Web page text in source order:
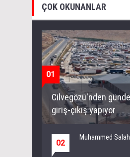
ÇOK OKUNANLAR
01
Cilvegözü'nden
giriş-çıkış yapıyor
02
Muhammed